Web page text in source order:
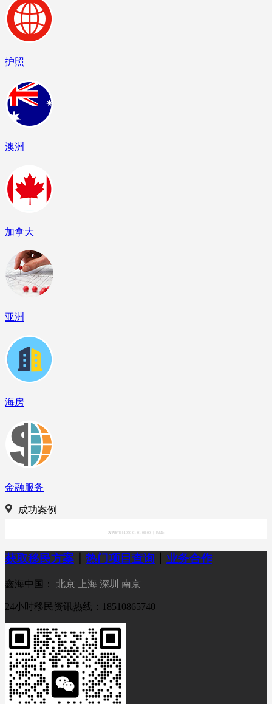
护照
澳洲
加拿大
亚洲
海房
金融服务
成功案例
发布时间:1970-01-01 08:00 阅读:
获取移民方案 热门项目查询 业务合作
鑫海中国： 北京 上海 深圳 南京
24小时移民资讯热线：18510865740